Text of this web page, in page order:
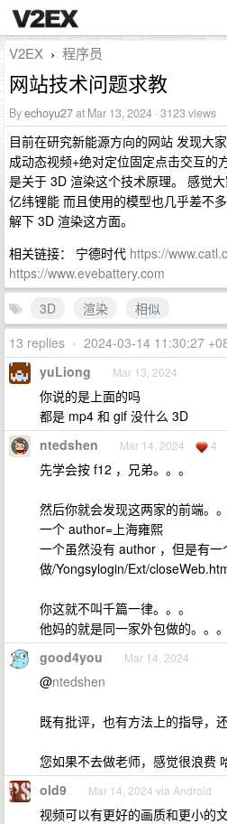
V2EX › 程序员
网站技术问题求教
Byechoyu27at Mar 13, 2024 · 3123 views
目前在研究新能源方向的网站 发现大
成动态视频+绝对定位固定点击交互的
是关于 3D 渲染这个技术原理。 感觉
亿纬锂能 而且使用的模型也几乎差不
解下 3D 渲染这方面。
相关链接： 宁德时代 https://
https://www.evebattery.com
3D
渲染
相似
13 replies • 2024-03-14 11:30:27
yuLiong Mar 13, 2024
你说的是上面的吗
都是 mp4 和 gif 没什么 3D
ntedshen Mar 14, 2024 4
先学会按 f12 ，兄弟。。。
然后你就会发现这两家的前端。。
一个 author=上海雍熙
一个虽然没有 author ，但是有一
做/Yongsylogin/Ext/
你这就不叫千篇一律。。。
他妈的就是同一家外包做的。。。
good4you Mar 14, 2024
@ntedshen
既有批评，也有方法上的指导，还
您如果不去做老师，感觉很浪费
old9 Mar 14, 2024 via Android
视频可以有更好的画质和更小的